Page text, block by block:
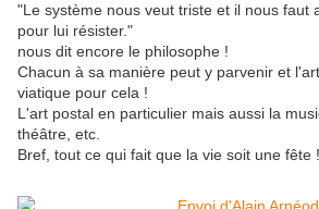
"Le système nous veut triste et il nous faut
pour lui résister."
nous dit encore le philosophe !
Chacun à sa manière peut y parvenir et
viatique pour cela !
L'art postal en particulier mais aussi la
théâtre, etc.
Bref, tout ce qui fait que la vie soit une fête !